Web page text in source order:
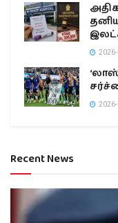
Recent News